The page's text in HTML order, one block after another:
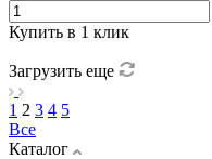
Купить в 1 клик
Загрузить еще
1 2 3 4 5
Все
Каталог